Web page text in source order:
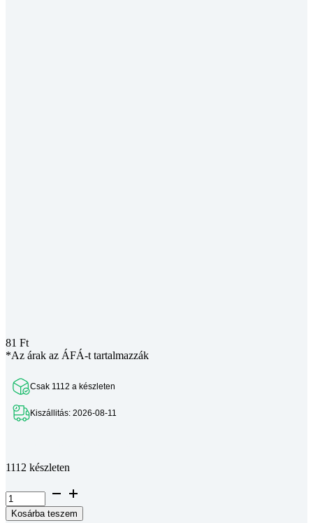
81 Ft
*Az árak az ÁFÁ-t tartalmazzák
Csak 1112 a készleten
Kiszállitás: 2026-08-11
1112 készleten
Süllyesztett
fejű
belső
Kosárba teszem